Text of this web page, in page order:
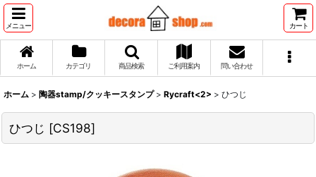
メニュー カート
ホーム カテゴリ 商品検索 ご利用案内 問い合わせ
ホーム > 陶器stamp/クッキースタンプ > Rycraft<2> > ひつじ
ひつじ [CS198]